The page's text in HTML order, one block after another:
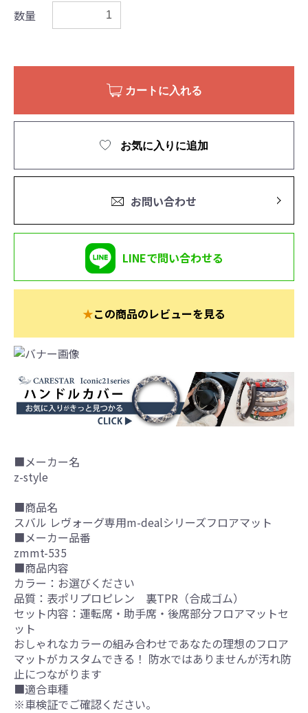
数量
カートに入れる
お気に入りに追加
お問い合わせ
LINEで問い合わせる
★この商品のレビューを見る
■メーカー名
z-style
■商品名
スバル レヴォーグ専用m-dealシリーズフロアマット
■メーカー品番
zmmt-535
■商品内容
カラー：お選びください
品質：表ポリプロピレン 裏TPR（合成ゴム）
セット内容：運転席・助手席・後席部分フロアマットセ
ット
おしゃれなカラーの組み合わせであなたの理想のフロア
マットがカスタムできる！ 防水ではありませんが汚れ防
止につながります
■適合車種
※車検証でご確認ください。